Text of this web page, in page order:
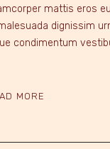
mattis eros
dignissim
condimentum
MORE